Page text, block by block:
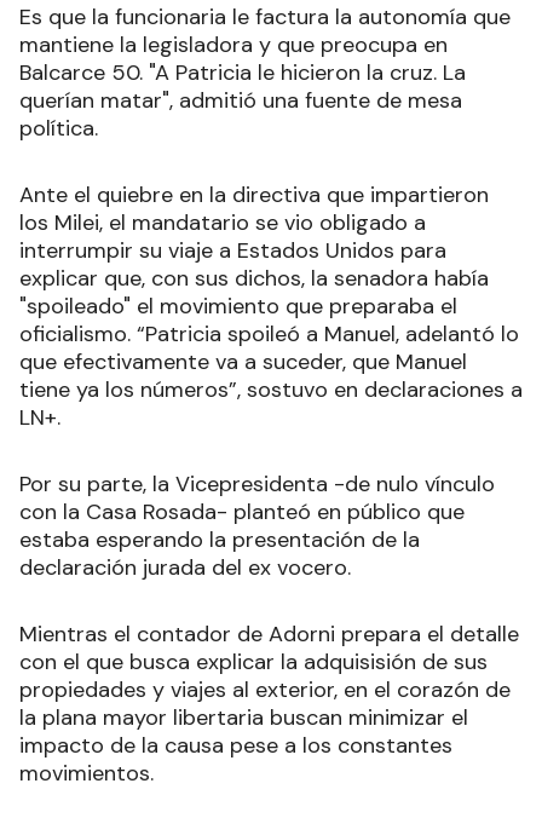
Es que la funcionaria le factura la autonomía que
mantiene la legisladora y que preocupa en
Balcarce 50. "A Patricia le hicieron la cruz. La
querían matar", admitió una fuente de mesa
política.
Ante el quiebre en la directiva que impartieron
los Milei, el mandatario se vio obligado a
interrumpir su viaje a Estados Unidos para
explicar que, con sus dichos, la senadora había
"spoileado" el movimiento que preparaba el
oficialismo. “Patricia spoileó a Manuel, adelantó lo
que efectivamente va a suceder, que Manuel
tiene ya los números”, sostuvo en declaraciones a
LN+.
Por su parte, la Vicepresidenta -de nulo vínculo
con la Casa Rosada- planteó en público que
estaba esperando la presentación de la
declaración jurada del ex vocero.
Mientras el contador de Adorni prepara el detalle
con el que busca explicar la adquisisión de sus
propiedades y viajes al exterior, en el corazón de
la plana mayor libertaria buscan minimizar el
impacto de la causa pese a los constantes
movimientos.